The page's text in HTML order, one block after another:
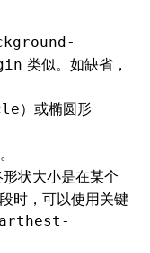
类似。如缺省，
）或椭圆形
状大小是在某个
时，可以使用关键